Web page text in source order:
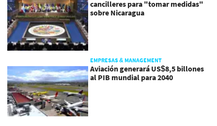
cancilleres para "tomar medidas"
sobre Nicaragua
EMPRESAS & MANAGEMENT
Aviación generará US$8,5 billones
al PIB mundial para 2040